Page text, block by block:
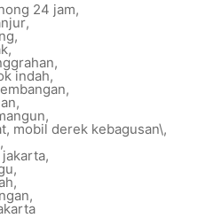
24 jam,
,
,
,
,
indah,
,
,
,
, mobil derek kebagusan\,
,
,
,
,
,